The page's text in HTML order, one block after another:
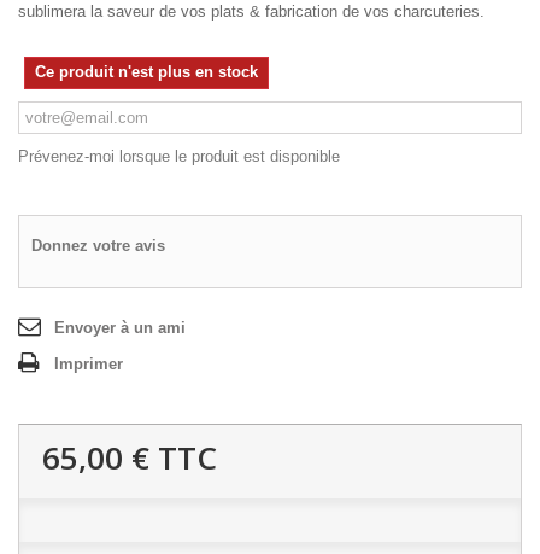
sublimera la saveur de vos plats & fabrication de vos charcuteries.
Ce produit n'est plus en stock
Prévenez-moi lorsque le produit est disponible
Donnez votre avis
Envoyer à un ami
Imprimer
65,00 € TTC